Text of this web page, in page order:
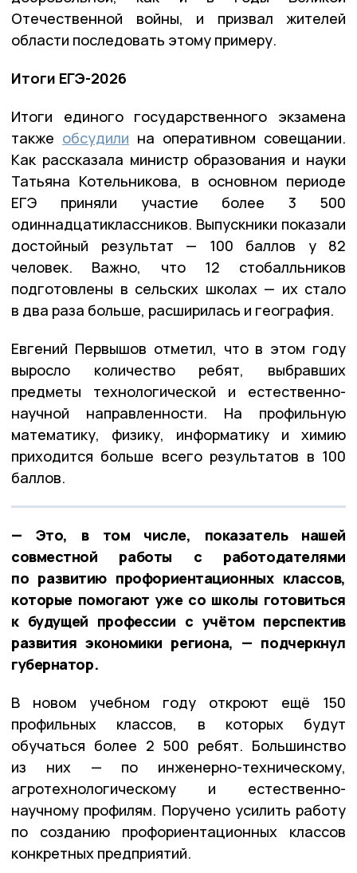
Отечественной войны, и призвал жителей
области последовать этому примеру.
Итоги ЕГЭ-2026
Итоги единого государственного экзамена
также обсудили на оперативном совещании.
Как рассказала министр образования и науки
Татьяна Котельникова, в основном периоде
ЕГЭ приняли участие более 3 500
одиннадцатиклассников. Выпускники показали
достойный результат — 100 баллов у 82
человек. Важно, что 12 стобалльников
подготовлены в сельских школах — их стало
в два раза больше, расширилась и география.
Евгений Первышов отметил, что в этом году
выросло количество ребят, выбравших
предметы технологической и естественно-
научной направленности. На профильную
математику, физику, информатику и химию
приходится больше всего результатов в 100
баллов.
— Это, в том числе, показатель нашей
совместной работы с работодателями
по развитию профориентационных классов,
которые помогают уже со школы готовиться
к будущей профессии с учётом перспектив
развития экономики региона, — подчеркнул
губернатор.
В новом учебном году откроют ещё 150
профильных классов, в которых будут
обучаться более 2 500 ребят. Большинство
из них — по инженерно-техническому,
агротехнологическому и естественно-
научному профилям. Поручено усилить работу
по созданию профориентационных классов
конкретных предприятий.